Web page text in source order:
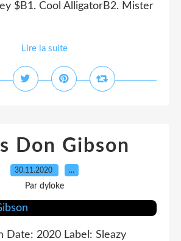
$B1. Cool AlligatorB2. Mister
Lire la suite
Don Gibson
30.11.2020 …
Par dyloke
Date: 2020 Label: Sleazy